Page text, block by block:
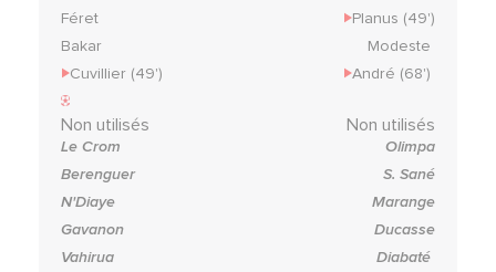
Féret
Bakar
Cuvillier (49')
Planus (49')
Modeste
André (68')
Non utilisés
Le Crom
Berenguer
N'Diaye
Gavanon
Vahirua
Non utilisés
Olimpa
S. Sané
Marange
Ducasse
Diabaté